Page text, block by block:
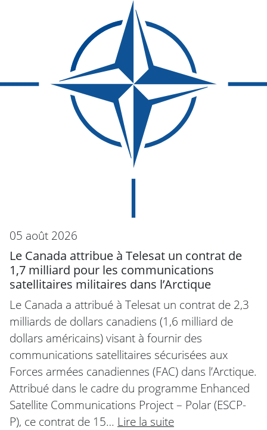
05 août 2026
Le Canada attribue à Telesat un contrat de
1,7 milliard pour les communications
satellitaires militaires dans l’Arctique
Le Canada a attribué à Telesat un contrat de 2,3
milliards de dollars canadiens (1,6 milliard de
dollars américains) visant à fournir des
communications satellitaires sécurisées aux
Forces armées canadiennes (FAC) dans l’Arctique.
Attribué dans le cadre du programme Enhanced
Satellite Communications Project – Polar (ESCP-
P), ce contrat de 15… Lire la suite